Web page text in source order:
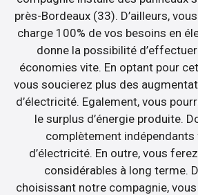
près-Bordeaux (33). D’ailleurs,
charge 100% de vos besoins en
donne la possibilité
économies vite. En optant pour
vous soucierez plus des
d’électricité. Egalement, vous
le surplus d’énergie produite.
complètement
d’électricité. En outre, vous
considérables à long terme.
choisissant notre compagnie, vous